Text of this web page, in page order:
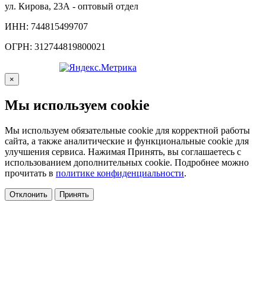
ул. Кирова, 23А - оптовый отдел
ИНН: 744815499707
ОГРН: 312744819800021
×
Мы используем cookie
Мы используем обязательные cookie для корректной работы
сайта, а также аналитические и функциональные cookie для
улучшения сервиса. Нажимая Принять, вы соглашаетесь с
использованием дополнительных cookie. Подробнее можно
прочитать в политике конфиденциальности.
Отклонить Принять